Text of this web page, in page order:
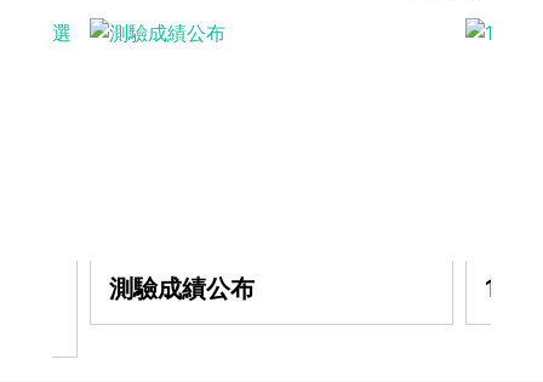
測驗成績公布 114